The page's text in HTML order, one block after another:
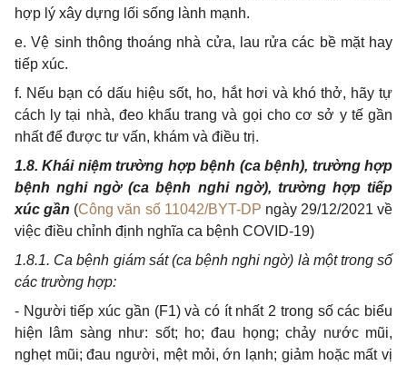
hợp lý xây dựng lối sống lành mạnh.
e. Vệ sinh thông thoáng nhà cửa, lau rửa các bề mặt hay
tiếp xúc.
f. Nếu bạn có dấu hiệu sốt, ho, hắt hơi và khó thở, hãy tự
cách ly tại nhà, đeo khẩu trang và gọi cho cơ sở y tế gần
nhất để được tư vấn, khám và điều trị.
1.8. Khái niệm trường hợp bệnh (ca bệnh), trường hợp
bệnh nghi ngờ (ca bệnh nghi ngờ), trường hợp tiếp
xúc gần (Công văn số 11042/BYT-DP ngày 29/12/2021 về
việc điều chỉnh định nghĩa ca bệnh COVID-19)
1.8.1. Ca bệnh giám sát (ca bệnh nghi ngờ) là một trong số
các trường hợp:
- Người tiếp xúc gần (F1) và có ít nhất 2 trong số các biểu
hiện lâm sàng như: sốt; ho; đau họng; chảy nước mũi,
nghẹt mũi; đau người, mệt mỏi, ớn lạnh; giảm hoặc mất vị